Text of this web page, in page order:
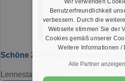
Schöne 2-Zimmer-Wohnung in
Lennestadt, 57368
Benutzerfreundlichkeit
verbessern. Durch die
Webseite stimmen Sie der
Cookies gemäß unserer
Weitere Informationen /
Alle Partner anzeigen